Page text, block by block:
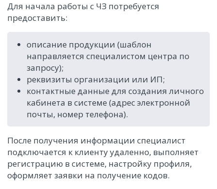
Для начала работы с ЧЗ потребуется
предоставить:
описание продукции (шаблон
направляется специалистом центра по
запросу);
реквизиты организации или ИП;
контактные данные для создания личного
кабинета в системе (адрес электронной
почты, номер телефона).
После получения информации специалист
подключается к клиенту удаленно, выполняет
регистрацию в системе, настройку профиля,
оформляет заявки на получение кодов.